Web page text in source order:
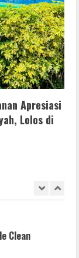
Apresiasi
Lolos di
Release
Eks Perwira
Way
+
Clean